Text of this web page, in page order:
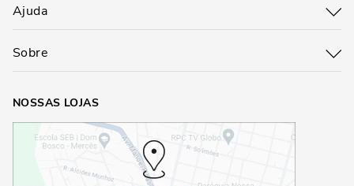
Ajuda
Sobre
NOSSAS LOJAS